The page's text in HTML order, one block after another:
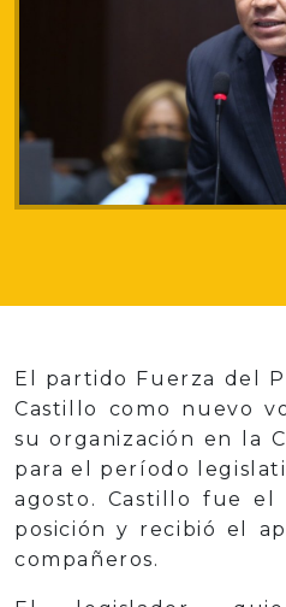
El partido Fuerza del
Castillo como nuevo
su organización en la
para el período
agosto. Castillo fue el
posición y recibió el
compañeros.